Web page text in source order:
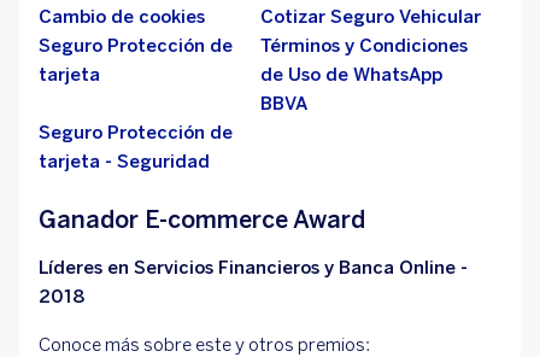
Cambio de cookies
Cotizar Seguro Vehicular
Seguro Protección de
tarjeta
Términos y Condiciones
de Uso de WhatsApp
BBVA
Seguro Protección de
tarjeta - Seguridad
Ganador E-commerce Award
Líderes en Servicios Financieros y Banca Online -
2018
Conoce más sobre este y otros premios: